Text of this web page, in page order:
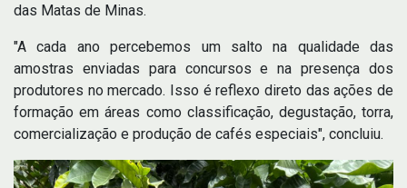
das Matas de Minas.
"A cada ano percebemos um salto na qualidade das
amostras enviadas para concursos e na presença dos
produtores no mercado. Isso é reflexo direto das ações de
formação em áreas como classificação, degustação, torra,
comercialização e produção de cafés especiais", concluiu.